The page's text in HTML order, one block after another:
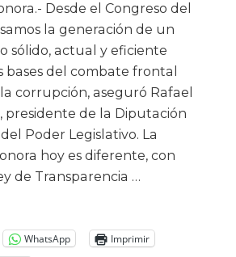
Desde el Congreso del
la generación de un
sólido, actual y eficiente
bases del combate frontal
corrupción, aseguró Rafael
presidente de la Diputación
Poder Legislativo. La
hoy es diferente, con
de Transparencia …
WhatsApp
Imprimir